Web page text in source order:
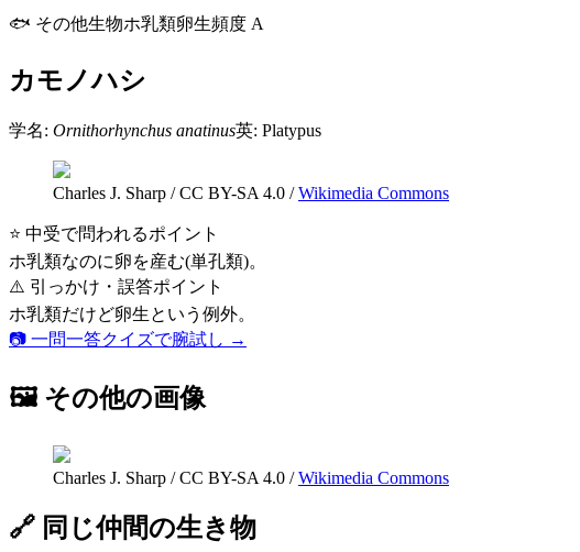
🐟 その他生物ホ乳類卵生頻度 A
カモノハシ
学名: Ornithorhynchus anatinus英: Platypus
Charles J. Sharp /CC BY-SA 4.0 / Wikimedia Commons
⭐ 中受で問われるポイント
ホ乳類なのに卵を産む(単孔類)。
⚠️ 引っかけ・誤答ポイント
ホ乳類だけど卵生という例外。
📷 一問一答クイズで腕試し →
🖼 その他の画像
Charles J. Sharp /CC BY-SA 4.0 / Wikimedia Commons
🔗 同じ仲間の生き物